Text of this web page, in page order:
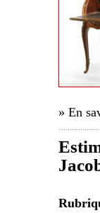
» En